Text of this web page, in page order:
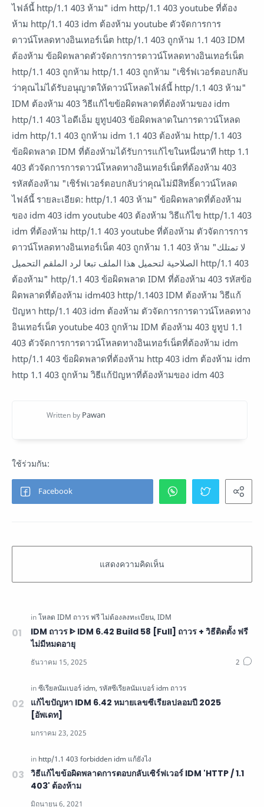
ไฟล์นี้ http/1.1 403 ห้าม" idm http/1.1 403 youtube ที่ต้อง
ห้าม http/1.1 403 idm ต้องห้าม youtube ตัวจัดการการ
ดาวน์โหลดทางอินเทอร์เน็ต http/1.1 403 ถูกห้าม 1.1 403 IDM
ต้องห้าม ข้อผิดพลาดตัวจัดการการดาวน์โหลดทางอินเทอร์เน็ต
http/1.1 403 ถูกห้าม http/1.1 403 ถูกห้าม "เซิร์ฟเวอร์ตอบกลับ
ว่าคุณไม่ได้รับอนุญาตให้ดาวน์โหลดไฟล์นี้ http/1.1 403 ห้าม"
IDM ต้องห้าม 403 วิธีแก้ไขข้อผิดพลาดที่ต้องห้ามของ idm
http/1.1 403 ไอดีเอ็ม ยูทูป403 ข้อผิดพลาดในการดาวน์โหลด
idm http/1.1 403 ถูกห้าม idm 1.1 403 ต้องห้าม http/1.1 403
ข้อผิดพลาด IDM ที่ต้องห้ามได้รับการแก้ไขในหนึ่งนาที http 1.1
403 ตัวจัดการการดาวน์โหลดทางอินเทอร์เน็ตที่ต้องห้าม 403
รหัสต้องห้าม "เซิร์ฟเวอร์ตอบกลับว่าคุณไม่มีสิทธิ์ดาวน์โหลด
ไฟล์นี้ รายละเอียด: http/1.1 403 ห้าม" ข้อผิดพลาดที่ต้องห้าม
ของ idm 403 idm youtube 403 ต้องห้าม วิธีแก้ไข http/1.1 403
idm ที่ต้องห้าม http/1.1 403 youtube ที่ต้องห้าม ตัวจัดการการ
ดาวน์โหลดทางอินเทอร์เน็ต 403 ถูกห้าม 1.1 403 ห้าม "لا تمتلك
الصلاحية لتحميل هذا الملف تبعا لرد الملقم التحميل http/1.1 403
ต้องห้าม" http/1.1 403 ข้อผิดพลาด IDM ที่ต้องห้าม 403 รหัสข้อ
ผิดพลาดที่ต้องห้าม idm403 http/1.1403 IDM ต้องห้าม วิธีแก้
ปัญหา http/1.1 403 idm ต้องห้าม ตัวจัดการการดาวน์โหลดทาง
อินเทอร์เน็ต youtube 403 ถูกห้าม IDM ต้องห้าม 403 ยูทูป 1.1
403 ตัวจัดการการดาวน์โหลดทางอินเทอร์เน็ตที่ต้องห้าม idm
http/1.1 403 ข้อผิดพลาดที่ต้องห้าม http 403 idm ต้องห้าม idm
http 1.1 403 ถูกห้าม วิธีแก้ปัญหาที่ต้องห้ามของ idm 403
IDM ถาวร ᐈ IDM 6.42 Build 58 [Full] ถาวร + วิธีติดตั้ง ฟรี
ไม่มีหมดอายุ
แก้ไขปัญหา IDM 6.42 หมายเลขซีเรียลปลอมปี 2025
[อัพเดท]
วิธีแก้ไขข้อผิดพลาดการตอบกลับเซิร์ฟเวอร์ IDM 'HTTP / 1.1
403' ต้องห้าม